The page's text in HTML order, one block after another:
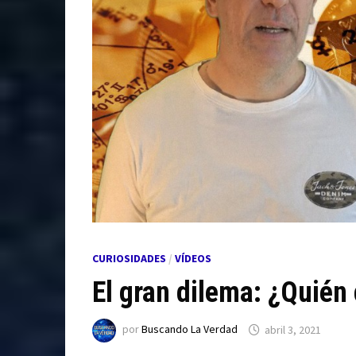
CURIOSIDADES / VÍDEOS
El gran dilema:
porBuscando La Verdad abril 3, 2021